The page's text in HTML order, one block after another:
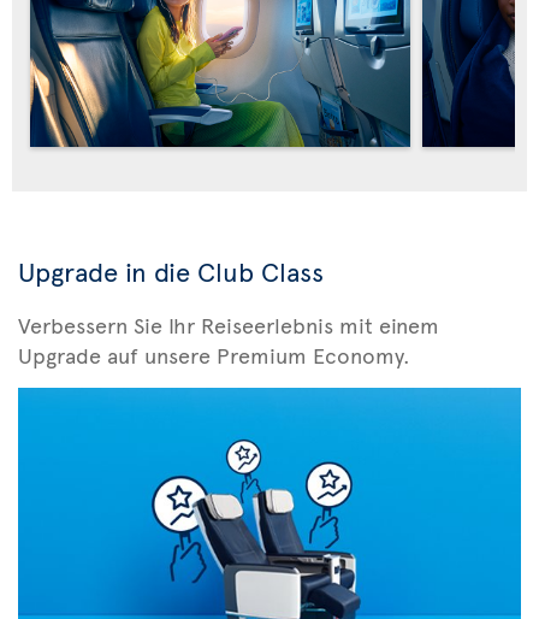
Upgrade in die Club Class
Verbessern Sie Ihr Reiseerlebnis mit einem
Upgrade auf unsere Premium Economy.